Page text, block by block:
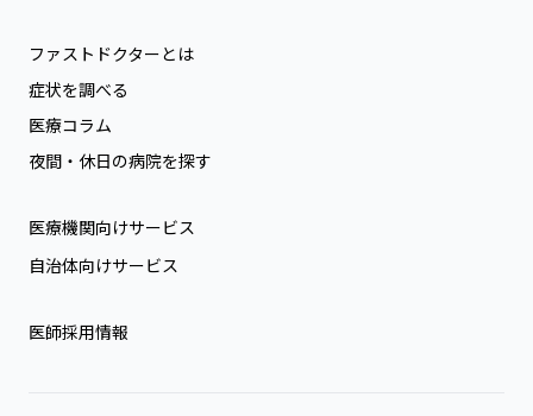
ファストドクターとは
症状を調べる
医療コラム
夜間・休日の病院を探す
医療機関向けサービス
自治体向けサービス
医師採用情報